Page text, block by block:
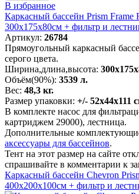
В избранное
Каркасный бассейн Prism Frame
300х175х80см + фильтр и
Артикул: 26784
Прямоугольный каркасный
серого цвета.
Ширина,длина,высота:
Объём(90%): 3539 л.
Вес: 48,3 кг.
Размер упаковки: +/- 52х44х111
В комплекте насос для
картриджем 29000), лестница.
Дополнительные
аксессуары для бассейнов.
Тент на этот размер на сайте
спрашивайте в комментарии к
Каркасный бассейн Chevron
400х200х100см + фильтр и